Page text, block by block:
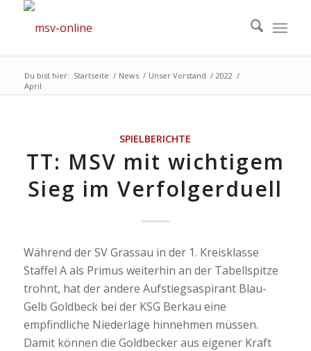
Du bist hier: Startseite / News / Unser Vorstand / 2022 /
April
SPIELBERICHTE
TT: MSV mit wichtigem
Sieg im Verfolgerduell
Während der SV Grassau in der 1. Kreisklasse
Staffel A als Primus weiterhin an der Tabellspitze
trohnt, hat der andere Aufstiegsaspirant Blau-
Gelb Goldbeck bei der KSG Berkau eine
empfindliche Niederlage hinnehmen müssen.
Damit können die Goldbecker aus eigener Kraft